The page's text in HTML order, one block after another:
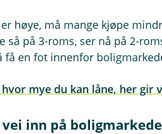
høye, må mange kjøpe
så på 3-roms, ser nå på 2-
få en fot innenfor
mye du kan låne, her gir
vei inn på